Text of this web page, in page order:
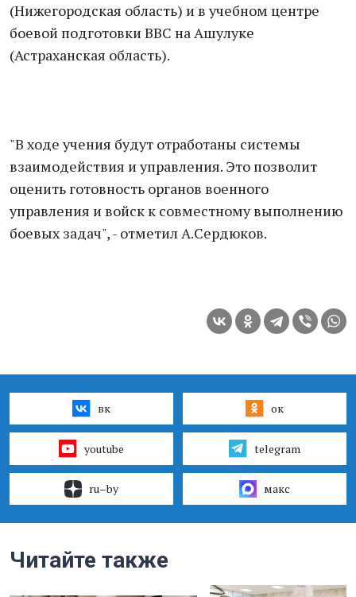
(Нижегородская область) и в учебном центре
боевой подготовки ВВС на Ашулуке
(Астраханская область).
"В ходе учения будут отработаны системы
взаимодействия и управления. Это позволит
оценить готовность органов военного
управления и войск к совместному выполнению
боевых задач", - отметил А.Сердюков.
вк ок
youtube telegram
ru–by макс
Читайте также